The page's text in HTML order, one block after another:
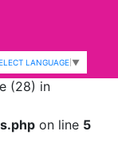
(28) in
on line 5
LANGUAGE ▼